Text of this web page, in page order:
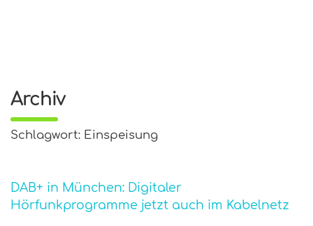
Archiv
Schlagwort: Einspeisung
DAB+ in München: Digitaler
Hörfunkprogramme jetzt auch im Kabelnetz